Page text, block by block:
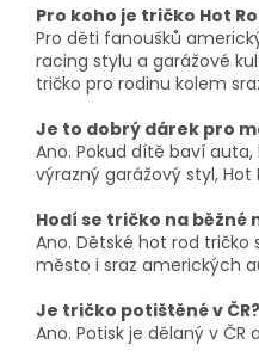
Pro koho je tričko Hot
Pro děti fanoušků
racing stylu a garážové
tričko pro rodinu kolem
Je to dobrý dárek pro
Ano. Pokud dítě baví
výrazný garážový styl, Hot
Hodí se tričko na běžné
Ano. Dětské hot rod tričko
město i sraz amerických
Je tričko potištěné v ČR?
Ano. Potisk je dělaný v ČR